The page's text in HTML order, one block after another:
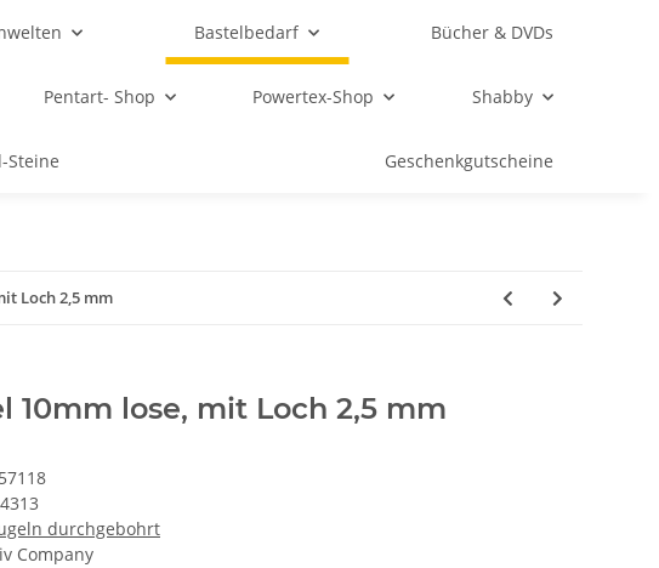
Bastelbedarf Bücher & DVDs
Pentart- Shop Powertex-Shop Shabby
Steine Geschenkgutscheine
Loch 2,5 mm
10mm lose, mit Loch 2,5 mm
57118
durchgebohrt
Company